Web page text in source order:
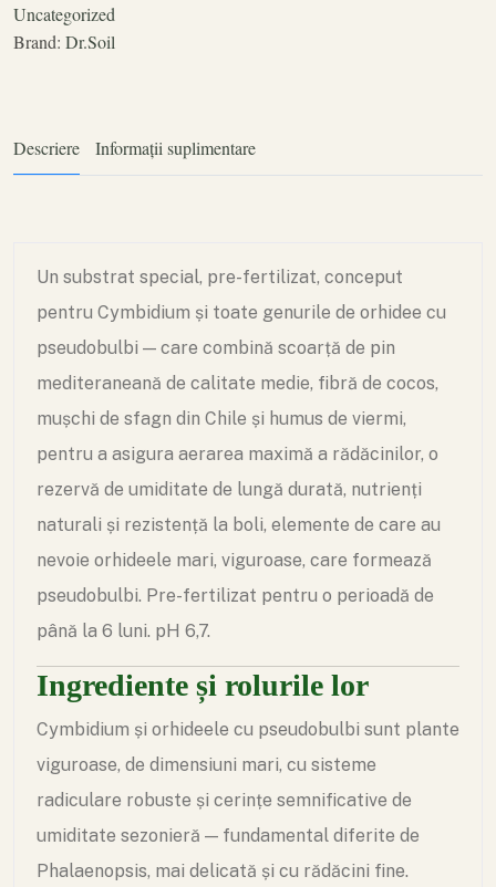
Uncategorized
Brand: Dr.Soil
Descriere Informații suplimentare
Un substrat special, pre-fertilizat, conceput
pentru Cymbidium și toate genurile de orhidee cu
pseudobulbi — care combină scoarță de pin
mediteraneană de calitate medie, fibră de cocos,
mușchi de sfagn din Chile și humus de viermi,
pentru a asigura aerarea maximă a rădăcinilor, o
rezervă de umiditate de lungă durată, nutrienți
naturali și rezistență la boli, elemente de care au
nevoie orhideele mari, viguroase, care formează
pseudobulbi. Pre-fertilizat pentru o perioadă de
până la 6 luni. pH 6,7.
Ingrediente și rolurile lor
Cymbidium și orhideele cu pseudobulbi sunt plante
viguroase, de dimensiuni mari, cu sisteme
radiculare robuste și cerințe semnificative de
umiditate sezonieră — fundamental diferite de
Phalaenopsis, mai delicată și cu rădăcini fine.